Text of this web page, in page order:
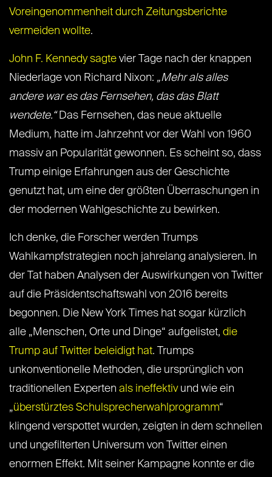
Voreingenommenheit durch Zeitungsberichte
vermeiden wollte.
John F. Kennedy sagte vier Tage nach der knappen
Niederlage von Richard Nixon: „Mehr als alles
andere war es das Fernsehen, das das Blatt
wendete.“Das Fernsehen, das neue aktuelle
Medium, hatte im Jahrzehnt vor der Wahl von 1960
massiv an Popularität gewonnen. Es scheint so, dass
Trump einige Erfahrungen aus der Geschichte
genutzt hat, um eine der größten Überraschungen in
der modernen Wahlgeschichte zu bewirken.
Ich denke, die Forscher werden Trumps
Wahlkampfstrategien noch jahrelang analysieren. In
der Tat haben Analysen der Auswirkungen von Twitter
auf die Präsidentschaftswahl von 2016 bereits
begonnen. Die New York Times hat sogar kürzlich
alle „Menschen, Orte und Dinge“ aufgelistet, die
Trump auf Twitter beleidigt hat. Trumps
unkonventionelle Methoden, die ursprünglich von
traditionellen Experten als ineffektivund wie ein
„überstürztes Schulsprecherwahlprogramm“
klingend verspottet wurden, zeigten in dem schnellen
und ungefilterten Universum von Twitter einen
enormen Effekt. Mit seiner Kampagne konnte er die